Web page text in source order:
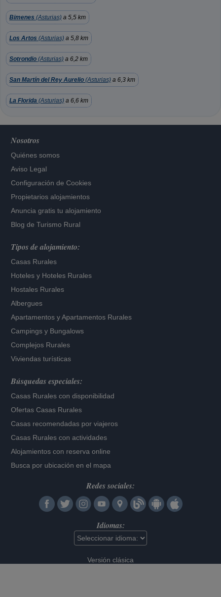
Bimenes (Asturias) a 5,5 km
Los Artos (Asturias) a 5,8 km
Sotrondio (Asturias) a 6,2 km
San Martín del Rey Aurelio (Asturias) a 6,3 km
La Florida (Asturias) a 6,6 km
Nosotros
Quiénes somos
Aviso Legal
Configuración de Cookies
Propietarios alojamientos
Anuncia gratis tu alojamiento
Blog de Turismo Rural
Tipos de alojamiento:
Casas Rurales
Hoteles y Hoteles Rurales
Hostales Rurales
Albergues
Apartamentos yApartamentos Rurales
Campings y Bungalows
Complejos Rurales
Viviendas turísticas
Búsquedas especiales:
Casas Rurales con disponibilidad
Ofertas Casas Rurales
Casas recomendadas por viajeros
Casas Rurales con actividades
Alojamientos con reserva online
Busca por ubicación en el mapa
Redes sociales:
Idiomas:
Versión clásica